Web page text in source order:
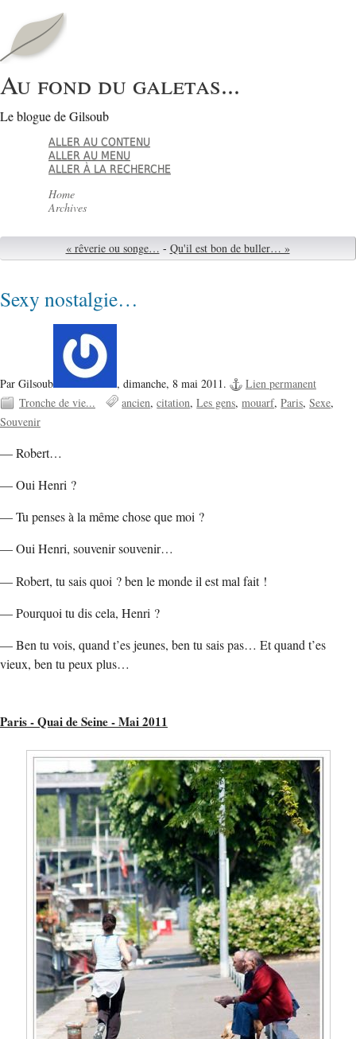
Au fond du galetas...
Le blogue de Gilsoub
ALLER AU CONTENU
ALLER AU MENU
ALLER À LA RECHERCHE
Home
Archives
« rêverie ou songe… - Qu'il est bon de buller… »
Sexy nostalgie…
Par Gilsoub , dimanche, 8 mai 2011.
Lien permanent
Tronche de vie...
ancien citation Les gens mouarf Paris Sexe
Souvenir
— Robert…
— Oui Henri ?
— Tu penses à la même chose que moi ?
— Oui Henri, souvenir souvenir…
— Robert, tu sais quoi ? ben le monde il est mal fait !
— Pourquoi tu dis cela, Henri ?
— Ben tu vois, quand t’es jeunes, ben tu sais pas… Et quand t’es
vieux, ben tu peux plus…
Paris - Quai de Seine - Mai 2011